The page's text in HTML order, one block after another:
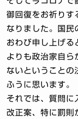
御回復をお祈りす
なりました。国民
おわび申し上げる
よりも政治家自ら
ないということの
ふうに思います。
それでは、質問に
改正案、特に罰則